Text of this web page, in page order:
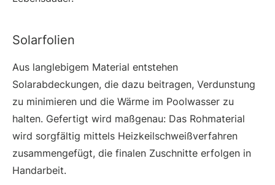
Solarfolien
Aus langlebigem Material entstehen
Solarabdeckungen, die dazu beitragen, Verdunstung
zu minimieren und die Wärme im Poolwasser zu
halten. Gefertigt wird maßgenau: Das Rohmaterial
wird sorgfältig mittels Heizkeilschweißverfahren
zusammengefügt, die finalen Zuschnitte erfolgen in
Handarbeit.